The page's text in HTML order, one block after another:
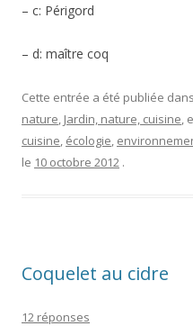
– c: Périgord
– d: maître coq
Cette entrée a été publiée dans
nature, Jardin, nature, cuisine,
cuisine, écologie,
le 10 octobre 2012 .
Coquelet au cidre
12 réponses